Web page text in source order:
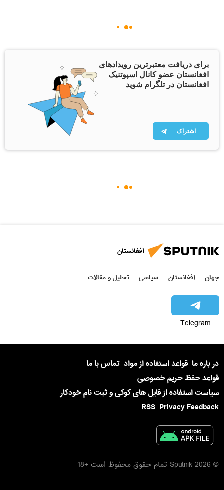
برای دریافت معتبرترین رویدادهای
افغانستان عضو کانال اسپوتنیک
افغانستان در تلگرام شوید
اشتراک
افغانستان
جهان افغانستان سیاسی تحلیل و مقالات
Telegram
در باره ما قواعد استفاده از مواد تماس با ما
قواعد حفظ حریم خصوصی
سیاست استفاده از فایل های کوکی و ثبت نام خودکار
Privacy Feedback
RSS
© 2026 Sputnik تمام حقوق محفوظ است +18